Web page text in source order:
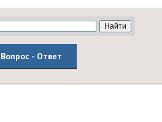
Вопрос - Ответ